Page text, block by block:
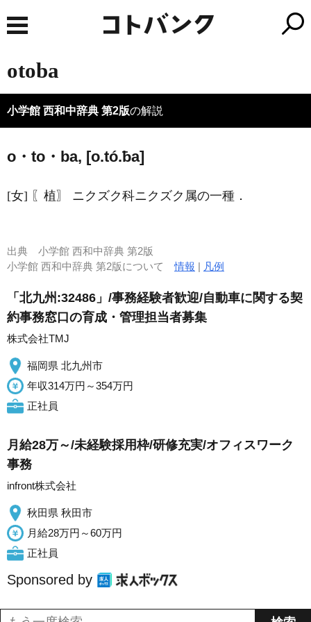
otoba
小学館 西和中辞典 第2版の解説
o・to・ba, [o.tó.ƀa]
[女] 〖植〗 ニクズク科ニクズク属の一種．
出典 小学館 西和中辞典 第2版
小学館 西和中辞典 第2版について情報 | 凡例
「北九州:32486」/事務経験者歓迎/自動車に関する契
約事務窓口の育成・管理担当者募集
株式会社TMJ
福岡県 北九州市
年収314万円～354万円
正社員
月給28万～/未経験採用枠/研修充実/オフィスワーク
事務
infront株式会社
秋田県 秋田市
月給28万円～60万円
正社員
Sponsored by